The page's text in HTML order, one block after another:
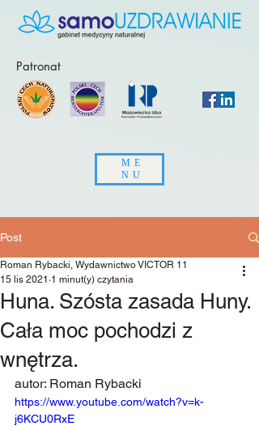
Patronat
ME
NU
Post
Huna. Szósta zasada Huny.
Cała moc pochodzi z
wnętrza.
Roman Rybacki, Wydawnictwo VICTOR 11
15 lis 2021 1 minut(y) czytania
autor: Roman Rybacki
https://www.youtube.com/watch?v=k-
j6KCU0RxE